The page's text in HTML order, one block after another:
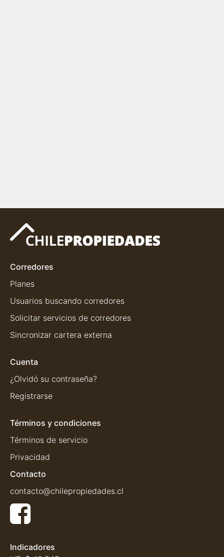
Corredores
Planes
Usuarios buscando corredores
Solicitar servicios de corredores
Sincronizar cartera externa
Cuenta
¿Olvidó su contraseña?
Registrarse
Términos y condiciones
Términos de servicio
Privacidad
Contacto
contacto@chilepropiedades.cl
Indicadores